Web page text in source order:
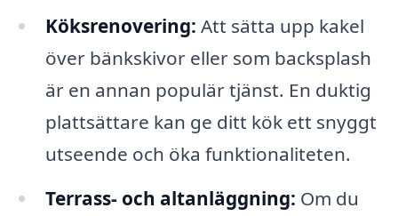
Köksrenovering: Att sätta upp kakel
över bänkskivor eller som backsplash
är en annan populär tjänst. En duktig
plattsättare kan ge ditt kök ett snyggt
utseende och öka funktionaliteten.
Terrass- och altanläggning: Om du